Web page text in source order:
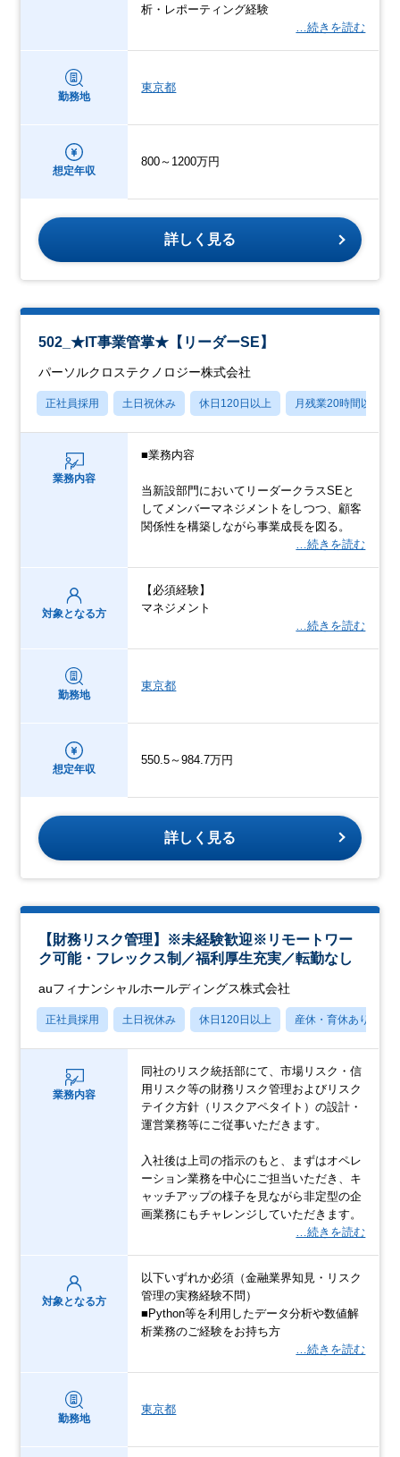
析・レポーティング経験
…続きを読む
勤務地
東京都
想定年収
800～1200万円
詳しく見る
502_★IT事業管掌★【リーダーSE】
パーソルクロステクノロジー株式会社
正社員採用 土日祝休み 休日120日以上 月残業20時間以内
業務内容
■業務内容
当新設部門においてリーダークラスSEと
してメンバーマネジメントをしつつ、顧客
関係性を構築しながら事業成長を図る。
…続きを読む
対象となる方
【必須経験】
マネジメント
…続きを読む
勤務地
東京都
想定年収
550.5～984.7万円
詳しく見る
【財務リスク管理】※未経験歓迎※リモートワー
ク可能・フレックス制／福利厚生充実／転勤なし
auフィナンシャルホールディングス株式会社
正社員採用 土日祝休み 休日120日以上 産休・育休あり
業務内容
同社のリスク統括部にて、市場リスク・信
用リスク等の財務リスク管理およびリスク
テイク方針（リスクアペタイト）の設計・
運営業務等にご従事いただきます。
入社後は上司の指示のもと、まずはオペレ
ーション業務を中心にご担当いただき、キ
ャッチアップの様子を見ながら非定型の企
画業務にもチャレンジしていただきます。
…続きを読む
対象となる方
以下いずれか必須（金融業界知見・リスク
管理の実務経験不問）
■Python等を利用したデータ分析や数値解
析業務のご経験をお持ち方
…続きを読む
勤務地
東京都